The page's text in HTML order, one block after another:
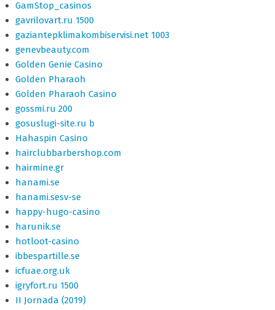
GamStop_casinos
gavrilovart.ru 1500
gaziantepklimakombiservisi.net 1003
genevbeauty.com
Golden Genie Casino
Golden Pharaoh
Golden Pharaoh Casino
gossmi.ru 200
gosuslugi-site.ru b
Hahaspin Casino
hairclubbarbershop.com
hairmine.gr
hanami.se
hanami.sesv-se
happy-hugo-casino
harunik.se
hotloot-casino
ibbespartille.se
icfuae.org.uk
igryfort.ru 1500
II Jornada (2019)